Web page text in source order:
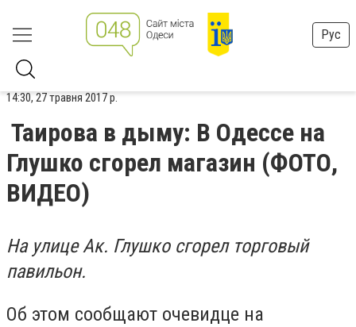
Рус
14:30, 27 травня 2017 р.
Таирова в дыму: В Одессе на
Глушко сгорел магазин (ФОТО,
ВИДЕО)
На улице Ак. Глушко сгорел торговый
павильон.
Об этом сообщают очевидце на